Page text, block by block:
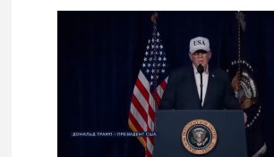
Следующее видео через